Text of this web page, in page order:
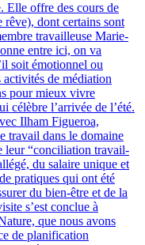
Elle offre des cours de
rêve), dont certains sont
travailleuse Marie-
entre ici, on va
soit émotionnel ou
de médiation
pour mieux vivre
célèbre l’arrivée de l’été.
Ilham Figueroa,
travail dans le domaine
leur “conciliation travail-
du salaire unique et
pratiques qui ont été
du bien-être et de la
s’est conclue à
que nous avons
de planification